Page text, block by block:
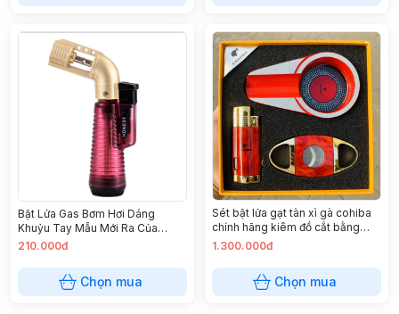
Bật Lửa Gas Bơm Hơi Dáng
Khuỷu Tay Mẫu Mới Ra Của
TORCH
210.000đ
Chọn mua
Sét bật lửa gạt tàn xì gà cohiba
chính hãng kiêm đồ cắt bằng
thép không rỉ cực bén
1.300.000đ
Chọn mua